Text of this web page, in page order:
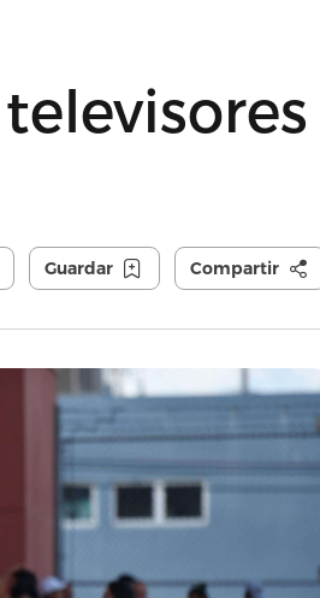
Guardar Compartir